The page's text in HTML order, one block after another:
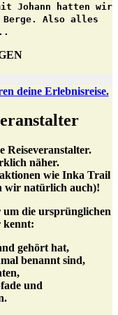
Johann hatten wir
Also alles
Reiseveranstalter.
näher.
wie Inka Trail
wir natürlich auch)!
um die ursprünglichen
kennt:
gehört hat,
benannt sind,
und